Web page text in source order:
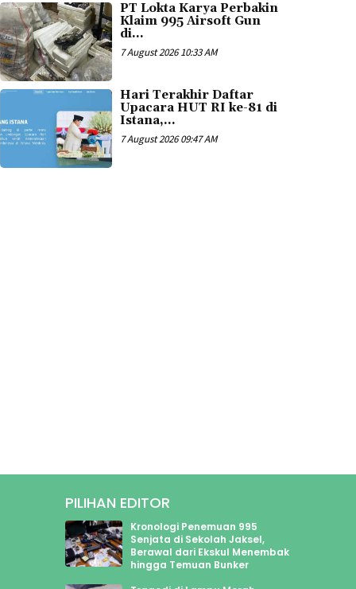
PT Lokta Karya Perbakin
Klaim 995 Airsoft Gun
di...
7 August 2026 10:33 AM
Hari Terakhir Daftar
Upacara HUT RI ke-81 di
Istana,...
7 August 2026 09:47 AM
PILIHAN EDITOR
Kronologi Penemuan 995
Senjata di Sekolah Jaksel,
Berawal dari Ekskul Menembak
hingga Temuan Bunker